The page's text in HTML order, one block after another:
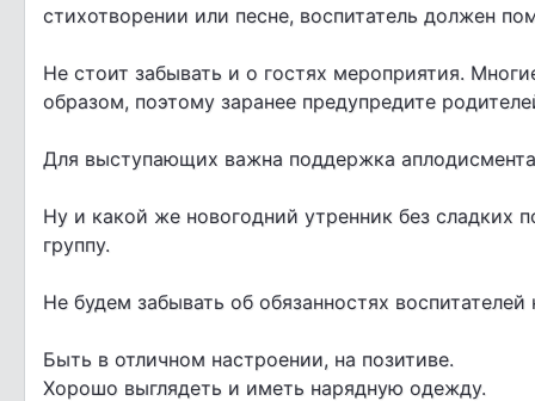
стихотворении или песне, воспитатель должен
Не стоит забывать и о гостях мероприятия.
образом, поэтому заранее предупредите
Для выступающих важна поддержка
Ну и какой же новогодний утренник без сладких
группу.
Не будем забывать об обязанностях воспитателей
Быть в отличном настроении, на позитиве.
Хорошо выглядеть и иметь нарядную одежду.